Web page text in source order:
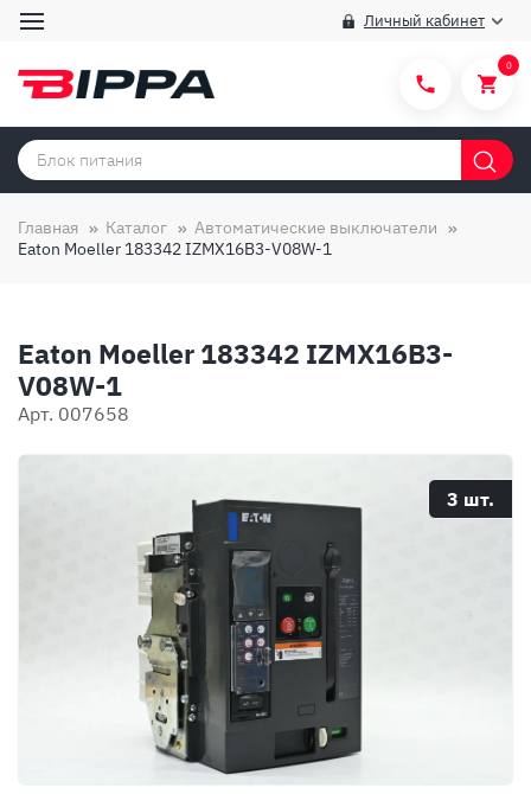
Личный кабинет
Категории товаров
Способы покупки
Вопросы и ответы
О компании
0
Главная Каталог
Автоматические выключатели
Eaton Moeller 183342 IZMX16B3-V08W-1
Eaton Moeller 183342 IZMX16B3-
V08W-1
Арт. 007658
3 шт.